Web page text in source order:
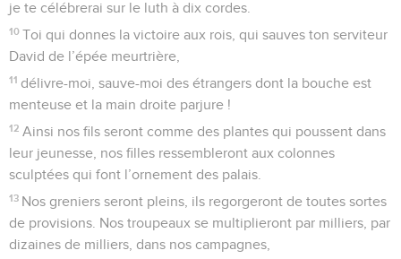
je te célébrerai sur le luth à dix cordes.
10 Toi qui donnes la victoire aux rois, qui sauves ton serviteur
David de l’épée meurtrière,
11 délivre-moi, sauve-moi des étrangers dont la bouche est
menteuse et la main droite parjure !
12 Ainsi nos fils seront comme des plantes qui poussent dans
leur jeunesse, nos filles ressembleront aux colonnes
sculptées qui font l’ornement des palais.
13 Nos greniers seront pleins, ils regorgeront de toutes sortes
de provisions. Nos troupeaux se multiplieront par milliers, par
dizaines de milliers, dans nos campagnes,